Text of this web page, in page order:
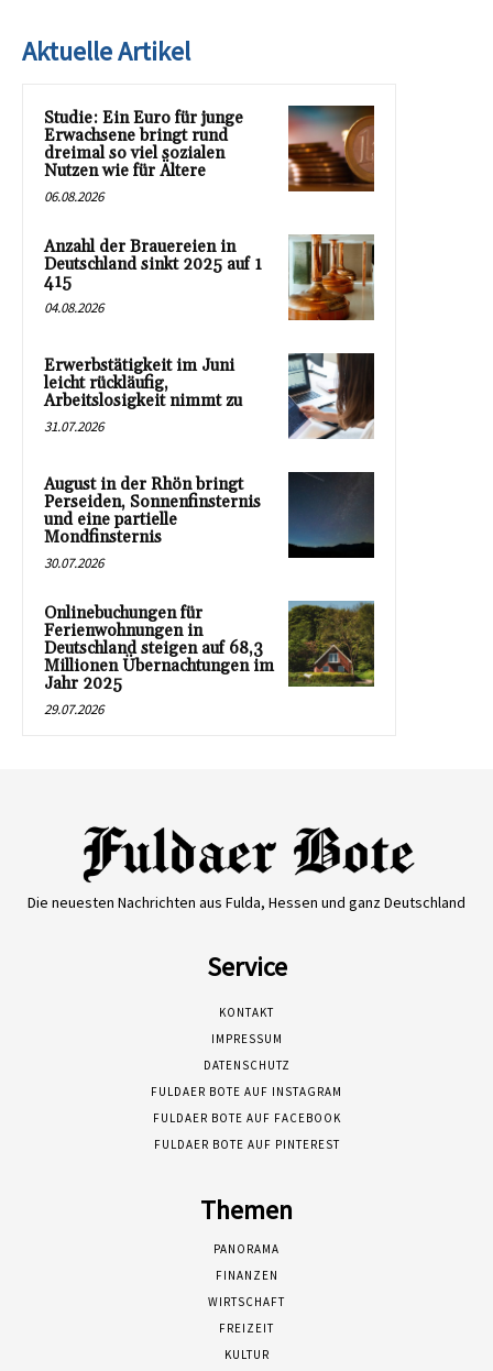
Aktuelle Artikel
Studie: Ein Euro für junge
Erwachsene bringt rund
dreimal so viel sozialen
Nutzen wie für Ältere
06.08.2026
Anzahl der Brauereien in
Deutschland sinkt 2025 auf 1
415
04.08.2026
Erwerbstätigkeit im Juni
leicht rückläufig,
Arbeitslosigkeit nimmt zu
31.07.2026
August in der Rhön bringt
Perseiden, Sonnenfinsternis
und eine partielle
Mondfinsternis
30.07.2026
Onlinebuchungen für
Ferienwohnungen in
Deutschland steigen auf 68,3
Millionen Übernachtungen im
Jahr 2025
29.07.2026
Die neuesten Nachrichten aus Fulda, Hessen und ganz Deutschland
Service
KONTAKT
IMPRESSUM
DATENSCHUTZ
FULDAER BOTE AUF INSTAGRAM
FULDAER BOTE AUF FACEBOOK
FULDAER BOTE AUF PINTEREST
Themen
PANORAMA
FINANZEN
WIRTSCHAFT
FREIZEIT
KULTUR